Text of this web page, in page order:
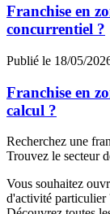
Franchise en
concurrentiel ?
Publié le 18/05/
Franchise en
calcul ?
Recherchez une
Trouvez le secteur
Vous souhaitez
d'activité particulier